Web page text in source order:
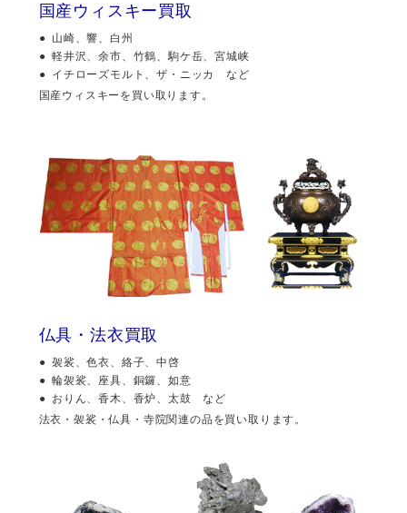
国産ウィスキー買取
山崎、響、白州
軽井沢、余市、竹鶴、駒ケ岳、宮城峡
イチローズモルト、ザ・ニッカ など
国産ウィスキーを買い取ります。
仏具・法衣買取
袈裟、色衣、絡子、中啓
輪袈裟、座具、銅鑼、如意
おりん、香木、香炉、太鼓 など
法衣・袈裟・仏具・寺院関連の品を買い取ります。